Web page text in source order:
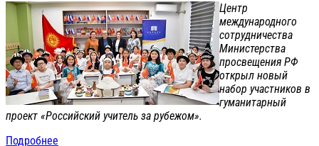
Центр
международного
сотрудничества
Министерства
просвещения РФ
открыл новый
набор участников в
гуманитарный
проект «Российский учитель за рубежом».
Подробнее